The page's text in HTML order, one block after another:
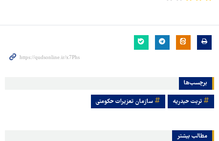
برچسب‌ها
تربت حیدریه سازمان تعزیرات حکومتی
مطالب بیشتر